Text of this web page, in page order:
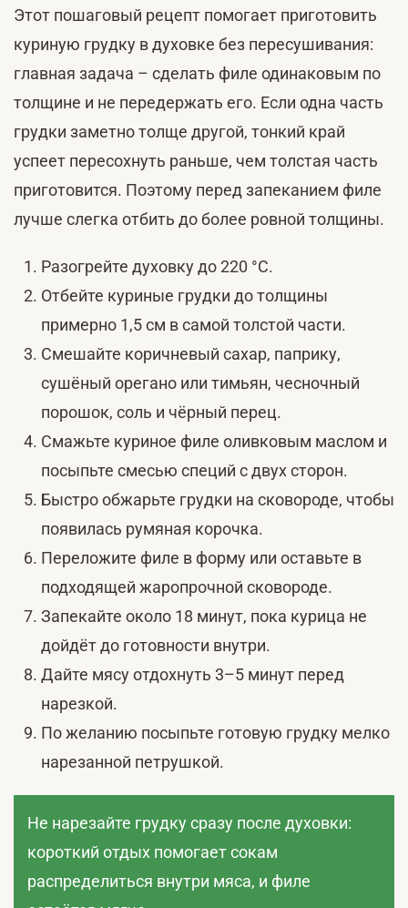
Этот пошаговый рецепт помогает приготовить
куриную грудку в духовке без пересушивания:
главная задача – сделать филе одинаковым по
толщине и не передержать его. Если одна часть
грудки заметно толще другой, тонкий край
успеет пересохнуть раньше, чем толстая часть
приготовится. Поэтому перед запеканием филе
лучше слегка отбить до более ровной толщины.
Разогрейте духовку до 220 °C.
Отбейте куриные грудки до толщины
примерно 1,5 см в самой толстой части.
Смешайте коричневый сахар, паприку,
сушёный орегано или тимьян, чесночный
порошок, соль и чёрный перец.
Смажьте куриное филе оливковым маслом и
посыпьте смесью специй с двух сторон.
Быстро обжарьте грудки на сковороде, чтобы
появилась румяная корочка.
Переложите филе в форму или оставьте в
подходящей жаропрочной сковороде.
Запекайте около 18 минут, пока курица не
дойдёт до готовности внутри.
Дайте мясу отдохнуть 3–5 минут перед
нарезкой.
По желанию посыпьте готовую грудку мелко
нарезанной петрушкой.
Не нарезайте грудку сразу после духовки:
короткий отдых помогает сокам
распределиться внутри мяса, и филе